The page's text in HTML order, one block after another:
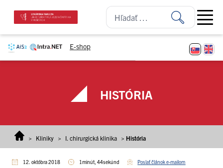
E-shop
Open
HISTÓRIA
> Kliniky > I. chirurgická klinika > História
12. októbra 2018 1minút, 44sekúnd Poslať článok e-mailom